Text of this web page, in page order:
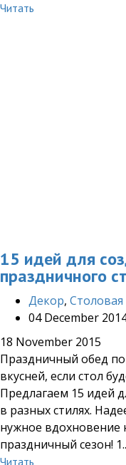
Читать
15 идей для
праздничного
Декор, Столовая
04 December
18 November 2015
Праздничный обед
вкусней, если стол
Предлагаем 15 идей
в разных стилях.
нужное
праздничный сезон!
Читать